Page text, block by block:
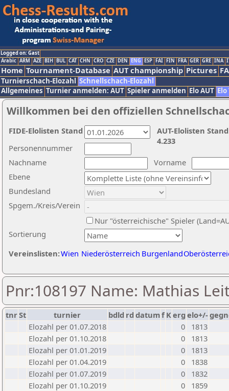
Logged on: Gast
Arabic ARM AZE BIH BUL CAT CHN CRO CZE DEN ENG ESP FAI FIN FRA GER GRE INA
Home Tournament-Database AUT championship Pictures
Turnierschach-Elozahl Schnellschach-Elozahl
Allgemeines Turnier anmelden: AUT Spieler anmelden Elo AUT
Willkommen bei den offiziellen
Nachname
Vorname
Ebene
Sortierung
Personennummer
Bundesland
Spgem./Kreis/Verein
Nur "österreichische" Spieler
Vereinslisten:Wien Niederösterreich Burgenland
AUT-Elolisten
4.233
FIDE-Elolisten Stand
Pnr:108197 Name: Mathias
tnrSt turnier bdld rd datumf Kerg elo+/-
Elozahl per 01.07.2018
0
1813
Elozahl per 01.10.2018
0
1813
Elozahl per 01.01.2019
0
1813
Elozahl per 01.04.2019
0
1838
Elozahl per 01.07.2019
0
1832
Elozahl per 01.10.2019
0
1859